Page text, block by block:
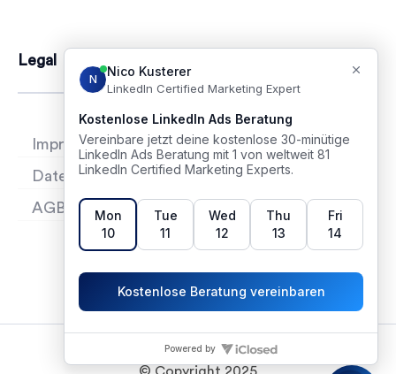
Legal
Impressum
Datenschutz
AGB
© Copyright 2025